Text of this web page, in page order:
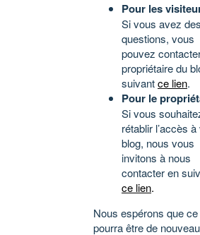
Pour les
Si vous avez des
questions, vous
pouvez
propriétaire du
suivantce lien.
Pour le
Si vous
rétablir l’accès
blog, nous vous
invitons à nous
contacter en
ce lien.
Nous espérons que
pourra être de nouveau